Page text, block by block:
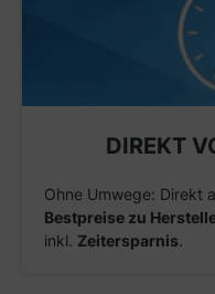
DIREKT
Ohne Umwege: Direkt
Bestpreise zu
inkl. Zeitersparnis.